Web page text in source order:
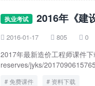
执业考试 2016年《建
 2016-01-17  805  0
2017年最新造价工程师课件
reserves/jyks/
免费课件 资料下载